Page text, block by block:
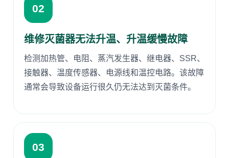
02
维修灭菌器无法升温、升温缓慢故障
检测加热管、电阻、蒸汽发生器、继电器、SSR、
接触器、温度传感器、电源线和温控电路。该故障
通常会导致设备运行很久仍无法达到灭菌条件。
03